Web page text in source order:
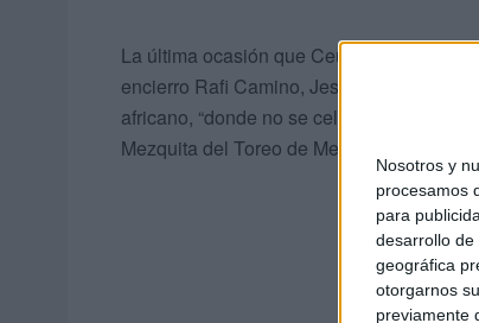
Nosotros y
procesamos
para
desarrollo de
geográfica
otorgarnos
previamente
La última ocasión que Ceuta acogió una
encierro Rafi Camino, Jesulín de Ubrique
africano, “donde no se celebran festejos
Mezquita del Toreo de Melilla”.